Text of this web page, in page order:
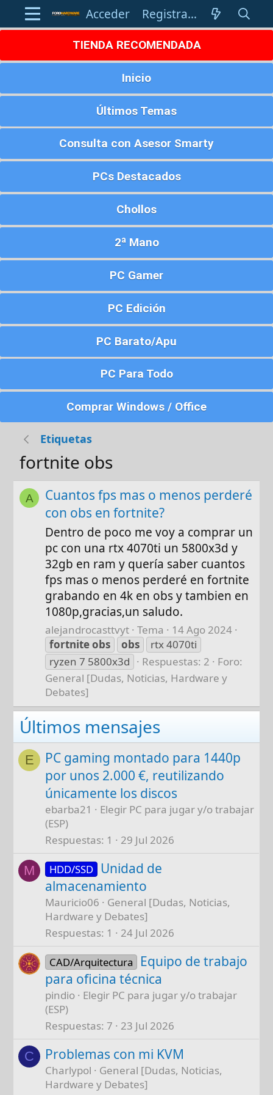
Acceder Registrarse
TIENDA RECOMENDADA
Inicio
Últimos Temas
Consulta con Asesor Smarty
PCs Destacados
Chollos
2ª Mano
PC Gamer
PC Edición
PC Barato/Apu
PC Para Todo
Comprar Windows / Office
Etiquetas
fortnite obs
A
Cuantos fps mas o menos perderé
con obs en fortnite?
Dentro de poco me voy a comprar un
pc con una rtx 4070ti un 5800x3d y
32gb en ram y quería saber cuantos
fps mas o menos perderé en fortnite
grabando en 4k en obs y tambien en
1080p,gracias,un saludo.
alejandrocasttvyt Tema
14 Ago 2024
fortniteobs obs
rtx 4070ti
ryzen 7 5800x3d
Respuestas: 2
Foro:
General [Dudas, Noticias, Hardware y
Debates]
Últimos mensajes
E
PC gaming montado para 1440p
por unos 2.000 €, reutilizando
únicamente los discos
ebarba21
Elegir PC para jugar y/o trabajar
(ESP)
Respuestas 1 29 Jul 2026
M HDD/SSD Unidad de
almacenamiento
Mauricio06
General [Dudas, Noticias,
Hardware y Debates]
Respuestas 1 24 Jul 2026
CAD/Arquitectura
Equipo de trabajo
para oficina técnica
pindio
Elegir PC para jugar y/o trabajar
(ESP)
Respuestas 7 23 Jul 2026
C Problemas con mi KVM
Charlypol
General [Dudas, Noticias,
Hardware y Debates]